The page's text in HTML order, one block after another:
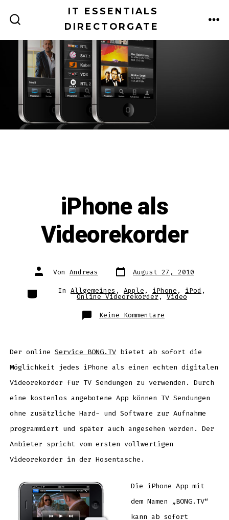
Inhalt
IT ESSENTIALS
DIRECTORGATE
iPhone als
Videorekorder
Autor
des Von Andreas Datum
des
August 27, 2010
Kategorien
In Allgemeines , Apple , iPhone , iPod ,
Online Videorekorder,Video
Keine Kommentare
iPhone
Der online Service BONG.TVbietet ab sofort die
Möglichkeit jedes iPhone als einen echten digitalen
Videorekorder für TV Sendungen zu verwenden. Durch
eine kostenlos angebotene App können TV Sendungen
ohne zusätzliche Hard- und Software zur Aufnahme
programmiert und später auch angesehen werden. Der
Anbieter spricht vom ersten vollwertigen
Videorekorder in der Hosentasche.
Die iPhone App mit
dem Namen „BONG.TV“
kann ab sofort